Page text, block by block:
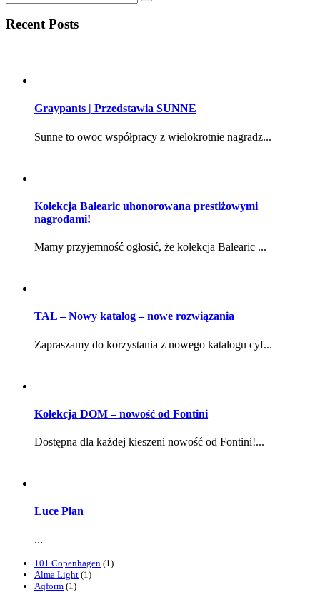
Recent Posts
Graypants | Przedstawia SUNNE
Sunne to owoc współpracy z wielokrotnie nagradz...
Kolekcja Balearic uhonorowana prestiżowymi
nagrodami!
Mamy przyjemność ogłosić, że kolekcja Balearic ...
TAL – Nowy katalog – nowe rozwiązania
Zapraszamy do korzystania z nowego katalogu cyf...
Kolekcja DOM – nowość od Fontini
Dostępna dla każdej kieszeni nowość od Fontini!...
Luce Plan
...
101 Copenhagen (1)
Alma Light (1)
Aqform (1)